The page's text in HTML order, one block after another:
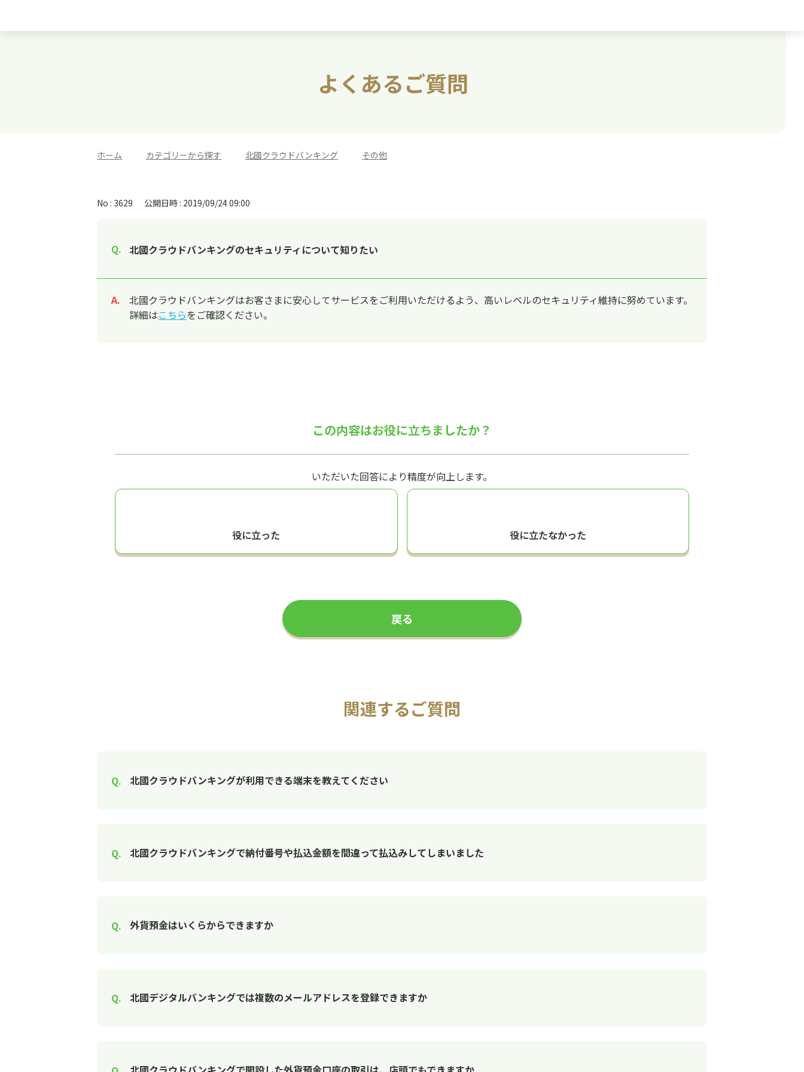
よくあるご質問
ホーム カテゴリーから探す 北國クラウドバンキング その他
No : 3629 公開日時 : 2019/09/24 09:00
北國クラウドバンキングのセキュリティについて知りたい
回答
北國クラウドバンキングはお客さまに安心してサービスをご利用いただけるよう、高いレベルのセキュリティ維持に努めています。
詳細はこちらをご確認ください。
この内容はお役に立ちましたか？
いただいた回答により精度が向上します。
役に立った 役に立たなかった
戻る
関連するご質問
北國クラウドバンキングが利用できる端末を教えてください
北國クラウドバンキングで納付番号や払込金額を間違って払込みしてしまいました
外貨預金はいくらからできますか
北國デジタルバンキングでは複数のメールアドレスを登録できますか